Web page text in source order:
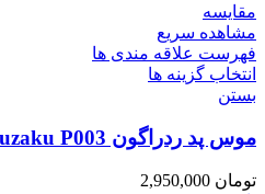
مقایسه
مشاهده سریع
فهرست علاقه مندی ها
انتخاب گزینه ها
بستن
موس پد ردراگون Suzaku P003
تومان